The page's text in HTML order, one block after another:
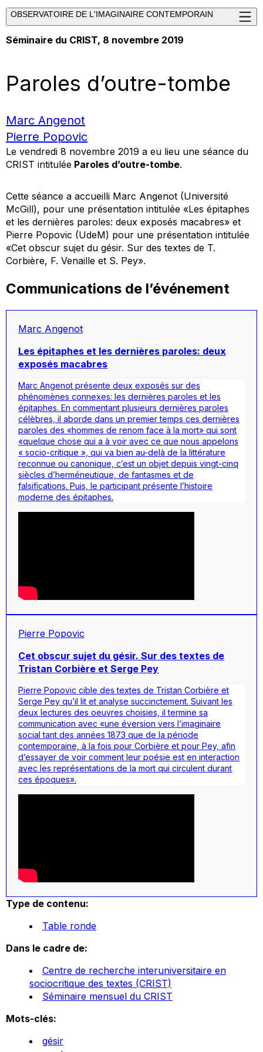
OBSERVATOIRE DE L'IMAGINAIRE CONTEMPORAIN
Séminaire du CRIST, 8 novembre 2019
Paroles d’outre-tombe
Marc Angenot
Pierre Popovic
Le vendredi 8 novembre 2019 a eu lieu une séance du
CRIST intitulée Paroles d’outre-tombe.
Cette séance a accueilli Marc Angenot (Université
McGill), pour une présentation intitulée «Les épitaphes
et les dernières paroles: deux exposés macabres» et
Pierre Popovic (UdeM) pour une présentation intitulée
«Cet obscur sujet du gésir. Sur des textes de T.
Corbière, F. Venaille et S. Pey».
Communications de l’événement
Marc Angenot
Les épitaphes et les dernières paroles: deux
exposés macabres
Marc Angenot présente deux exposés sur des
phénomènes connexes: les dernières paroles et les
épitaphes. En commentant plusieurs dernières paroles
célèbres, il aborde dans un premier temps ces dernières
paroles des «hommes de renom face à la mort» qui sont
«quelque chose qui a à voir avec ce que nous appelons
« socio-critique », qui va bien au-delà de la littérature
reconnue ou canonique, c’est un objet depuis vingt-cinq
siècles d’herméneutique, de fantasmes et de
falsifications. Puis, le participant présente l’histoire
moderne des épitaphes.
Pierre Popovic
Cet obscur sujet du gésir. Sur des textes de
Tristan Corbière et Serge Pey
Pierre Popovic cible des textes de Tristan Corbière et
Serge Pey qu’il lit et analyse succinctement. Suivant les
deux lectures des oeuvres choisies, il termine sa
communication avec «une éversion vers l’imaginaire
social tant des années 1873 que de la période
contemporaine, à la fois pour Corbière et pour Pey, afin
d’essayer de voir comment leur poésie est en interaction
avec les représentations de la mort qui circulent durant
ces époques».
Type de contenu:
Table ronde
Dans le cadre de:
Centre de recherche interuniversitaire en
sociocritique des textes (CRIST)
Séminaire mensuel du CRIST
Mots-clés:
gésir